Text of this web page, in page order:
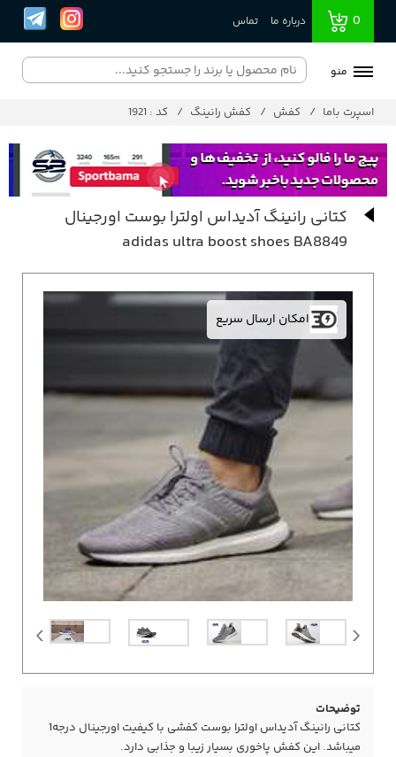
0 درباره ما تماس
منو
اسپرت باما کفش کفش رانینگ کد : 1921
کتانی رانینگ آدیداس اولترا بوست اورجینال
adidas ultra boost shoes BA8849
امکان ارسال سریع
توضیحات
کتانی رانینگ آدیداس اولترا بوست کفشی با کیفیت اورجینال درجه1
میباشد. این کفش پاخوری بسیار زیبا و جذابی دارد.